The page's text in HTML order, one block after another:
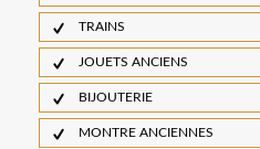
TRAINS
JOUETS ANCIENS
BIJOUTERIE
MONTRE ANCIENNES